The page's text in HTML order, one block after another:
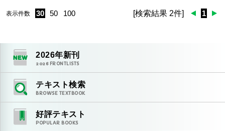
表示件数 30 50 100 [検索結果 2件] 1
2026年新刊
2026FRONTLISTS
テキスト検索
BROWSE TEXTBOOK
好評テキスト
POPULAR BOOKS